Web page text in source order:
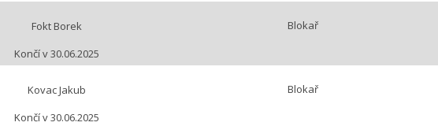
Fokt Borek
Končí v 30.06.2025
Blokař
Kovac Jakub
Končí v 30.06.2025
Blokař